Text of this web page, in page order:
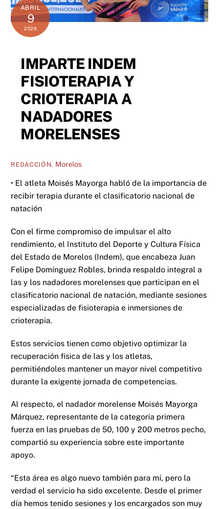
ABRIL
9
2026
IMPARTE INDEM
FISIOTERAPIA Y
CRIOTERAPIA A
NADADORES
MORELENSES
REDACCIÓN. Morelos
• El atleta Moisés Mayorga habló de la importancia de
recibir terapia durante el clasificatorio nacional de
natación
Con el firme compromiso de impulsar el alto
rendimiento, el Instituto del Deporte y Cultura Física
del Estado de Morelos (Indem), que encabeza Juan
Felipe Domínguez Robles, brinda respaldo integral a
las y los nadadores morelenses que participan en el
clasificatorio nacional de natación, mediante sesiones
especializadas de fisioterapia e inmersiones de
crioterapia.
Estos servicios tienen como objetivo optimizar la
recuperación física de las y los atletas,
permitiéndoles mantener un mayor nivel competitivo
durante la exigente jornada de competencias.
Al respecto, el nadador morelense Moisés Mayorga
Márquez, representante de la categoría primera
fuerza en las pruebas de 50, 100 y 200 metros pecho,
compartió su experiencia sobre este importante
apoyo.
“Esta área es algo nuevo también para mí, pero la
verdad el servicio ha sido excelente. Desde el primer
día hemos tenido sesiones y los encargados son muy